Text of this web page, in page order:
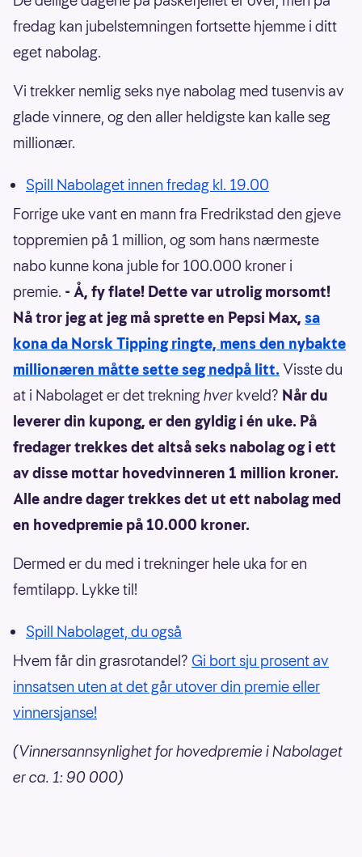
fredag kan jubelstemningen fortsette hjemme i ditt
eget nabolag.
Vi trekker nemlig seks nye nabolag med tusenvis av
glade vinnere, og den aller heldigste kan kalle seg
millionær.
Spill Nabolaget innen fredag kl. 19.00
Forrige uke vant en mann fra Fredrikstad den gjeve
toppremien på 1 million, og som hans nærmeste
nabo kunne kona juble for 100.000 kroner i
premie. - Å, fy flate! Dette var utrolig morsomt!
Nå tror jeg at jeg må sprette en Pepsi Max, sa
kona da Norsk Tipping ringte, mens den nybakte
millionæren måtte sette seg nedpå litt.Visste du
at i Nabolaget er det trekninghver kveld? Når du
leverer din kupong, er den gyldig i én uke. På
fredager trekkes det altså seks nabolag og i ett
av disse mottar hovedvinneren 1 million kroner.
Alle andre dager trekkes det ut ett nabolag med
en hovedpremie på 10.000 kroner.
Dermed er du med i trekninger hele uka for en
femtilapp. Lykke til!
Spill Nabolaget, du også
Hvem får din grasrotandel? Gi bort sju prosent av
innsatsen uten at det går utover din premie eller
vinnersjanse!
(Vinnersannsynlighet for hovedpremie i Nabolaget
er ca. 1: 90 000)